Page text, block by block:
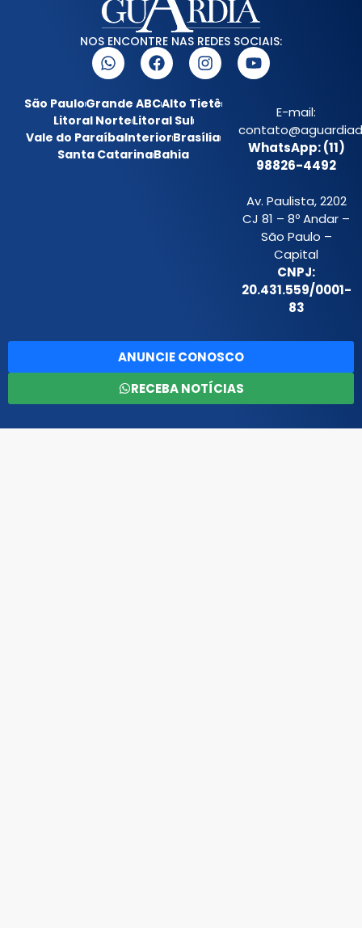
NOS ENCONTRE NAS REDES SOCIAIS:
São PauloGrande ABCAlto Tietê
Litoral NorteLitoral Sul
Vale do ParaíbaInteriorBrasília
Santa CatarinaBahia
E-mail:
WhatsApp: (11)
98826-4492
Av. Paulista, 2202
CJ 81 – 8º Andar –
São Paulo –
Capital
CNPJ:
20.431.559/0001-
83
ANUNCIE CONOSCO
RECEBA NOTÍCIAS